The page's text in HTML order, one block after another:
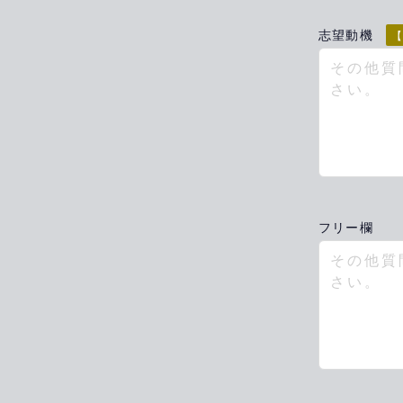
志望動機
フリー欄